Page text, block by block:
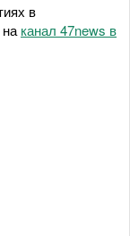
в
канал 47news в